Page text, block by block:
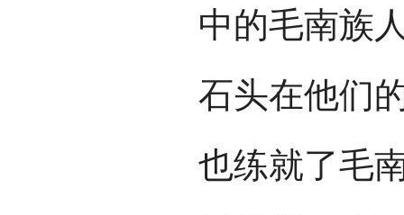
中的毛南族
石头在他们
也练就了毛